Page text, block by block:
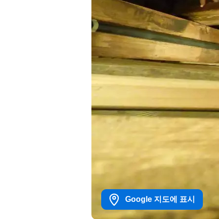
Google 지도에 표시